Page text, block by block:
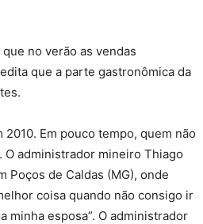
no verão as vendas
que a parte gastronômica da
Em pouco tempo, quem não
O administrador mineiro Thiago
Poços de Caldas (MG), onde
coisa quando não consigo ir
minha esposa”. O administrador